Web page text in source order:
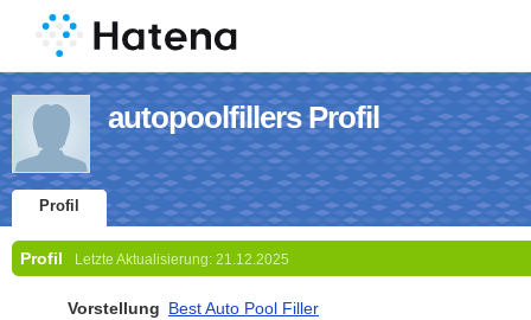
autopoolfillers Profil
Profil
Profil Letzte Aktualisierung: 21.12.2025
Vorstellung Best Auto Pool Filler